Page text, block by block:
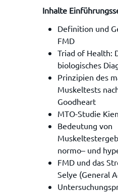
Inhalte
Definition und
FMD
Triad of Health:
biologisches
Prinzipien des
Muskeltests
Goodheart
MTO-Studie
Bedeutung von
normo– und
FMD und das
Selye (General